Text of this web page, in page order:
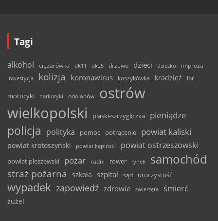
Tagi
alkohol ciężarówka dk11 dk25 drzewo dzieci dziecko
impreza
inwestycja
kolizja koronawirus koszykówka kradzież lpr
motocykl narkotyki odolanów
ostrów
wielkopolski
piaski-szczygliczka pieniądze
policja polityka pomoc potrącenie powiat kaliski
powiat krotoszyński powiat kępiński powiat ostrzeszowski
powiat pleszewski pożar radni rower rynek samochód
straż pożarna szkoła szpital sąd uroczystość
wypadek zapowiedź zdrowie zwierzęta śmierć
żużel